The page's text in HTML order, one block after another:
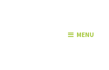
MENU